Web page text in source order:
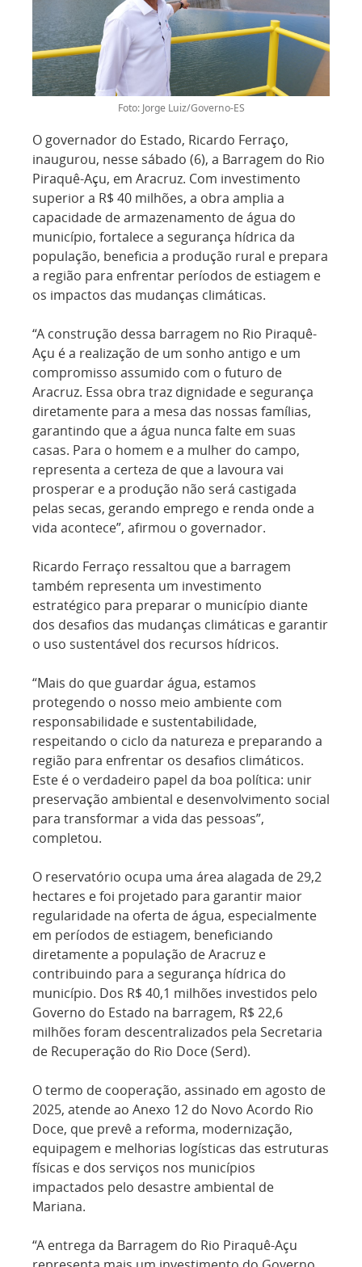
Foto: Jorge Luiz/Governo-ES
O governador do Estado, Ricardo Ferraço,
inaugurou, nesse sábado (6), a Barragem do Rio
Piraquê-Açu, em Aracruz. Com investimento
superior a R$ 40 milhões, a obra amplia a
capacidade de armazenamento de água do
município, fortalece a segurança hídrica da
população, beneficia a produção rural e prepara
a região para enfrentar períodos de estiagem e
os impactos das mudanças climáticas.
“A construção dessa barragem no Rio Piraquê-
Açu é a realização de um sonho antigo e um
compromisso assumido com o futuro de
Aracruz. Essa obra traz dignidade e segurança
diretamente para a mesa das nossas famílias,
garantindo que a água nunca falte em suas
casas. Para o homem e a mulher do campo,
representa a certeza de que a lavoura vai
prosperar e a produção não será castigada
pelas secas, gerando emprego e renda onde a
vida acontece”, afirmou o governador.
Ricardo Ferraço ressaltou que a barragem
também representa um investimento
estratégico para preparar o município diante
dos desafios das mudanças climáticas e garantir
o uso sustentável dos recursos hídricos.
“Mais do que guardar água, estamos
protegendo o nosso meio ambiente com
responsabilidade e sustentabilidade,
respeitando o ciclo da natureza e preparando a
região para enfrentar os desafios climáticos.
Este é o verdadeiro papel da boa política: unir
preservação ambiental e desenvolvimento social
para transformar a vida das pessoas”,
completou.
O reservatório ocupa uma área alagada de 29,2
hectares e foi projetado para garantir maior
regularidade na oferta de água, especialmente
em períodos de estiagem, beneficiando
diretamente a população de Aracruz e
contribuindo para a segurança hídrica do
município. Dos R$ 40,1 milhões investidos pelo
Governo do Estado na barragem, R$ 22,6
milhões foram descentralizados pela Secretaria
de Recuperação do Rio Doce (Serd).
O termo de cooperação, assinado em agosto de
2025, atende ao Anexo 12 do Novo Acordo Rio
Doce, que prevê a reforma, modernização,
equipagem e melhorias logísticas das estruturas
físicas e dos serviços nos municípios
impactados pelo desastre ambiental de
Mariana.
“A entrega da Barragem do Rio Piraquê-Açu